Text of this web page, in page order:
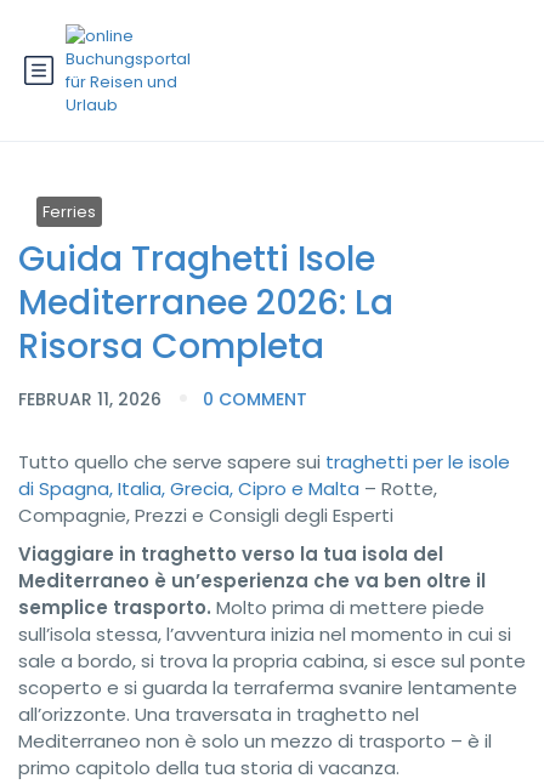
Ferries
Guida Traghetti Isole
Mediterranee 2026: La
Risorsa Completa
FEBRUAR 11, 2026 0 COMMENT
Tutto quello che serve sapere sui traghetti per le isole
di Spagna, Italia, Grecia, Cipro e Malta – Rotte,
Compagnie, Prezzi e Consigli degli Esperti
Viaggiare in traghetto verso la tua isola del
Mediterraneo è un’esperienza che va ben oltre il
semplice trasporto. Molto prima di mettere piede
sull’isola stessa, l’avventura inizia nel momento in cui si
sale a bordo, si trova la propria cabina, si esce sul ponte
scoperto e si guarda la terraferma svanire lentamente
all’orizzonte. Una traversata in traghetto nel
Mediterraneo non è solo un mezzo di trasporto – è il
primo capitolo della tua storia di vacanza.